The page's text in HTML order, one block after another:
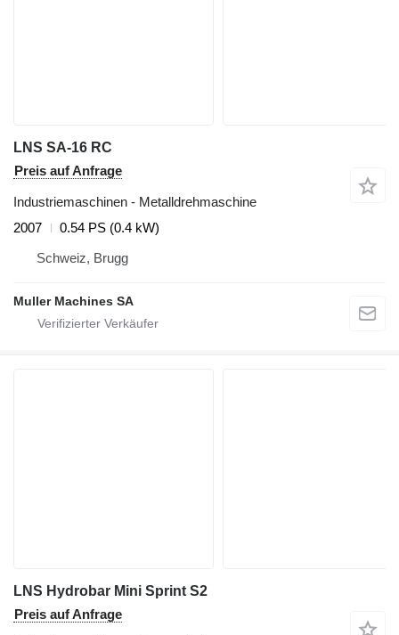
LNS SA-16 RC
Preis auf Anfrage
Industriemaschinen - Metalldrehmaschine
2007
0.54 PS (0.4 kW)
Schweiz, Brugg
Muller Machines SA
LNS Hydrobar Mini Sprint S2
Preis auf Anfrage